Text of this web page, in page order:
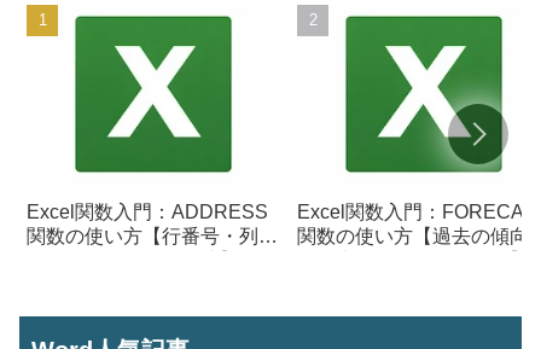
Excel関数入門：ADDRESS
関数の使い方【行番号・列番
Excel関数入門：
関数の使い方【過去の傾向